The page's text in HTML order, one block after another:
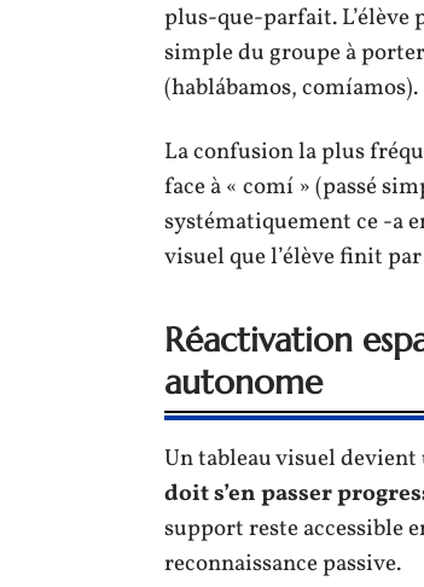
plus-que-parfait. L’élève
simple du groupe à
(hablábamos, comíamos).
La confusion la plus
face à « comí » (passé
systématiquement ce -a
visuel que l’élève finit
Réactivation
autonome
Un tableau visuel
doit s’en passer
support reste accessible
reconnaissance passive.